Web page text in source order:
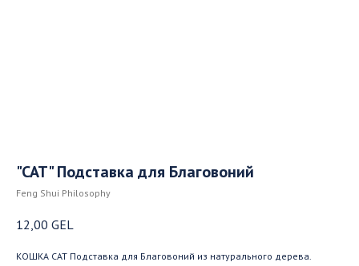
"CAT" Подставка для Благовоний
Feng Shui Philosophy
12,00 GEL
КОШКА CAT Подставка для Благовоний из натурального дерева.